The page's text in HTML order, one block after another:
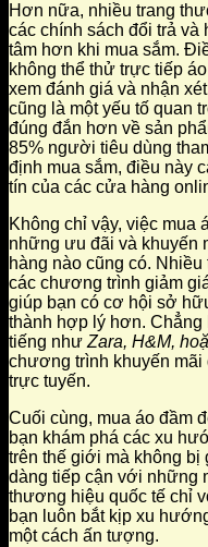
Hơn nữa, nhiều trang
các chính sách đổi trả và
tâm hơn khi mua sắm.
không thể thử trực tiếp
xem đánh giá và nhận
cũng là một yếu tố quan
đúng đắn hơn về sản
85% người tiêu dùng
định mua sắm, điều này
tín của các cửa hàng
Không chỉ vậy, việc mua
những ưu đãi và khuyến
hàng nào cũng có.
các chương trình giảm
giúp bạn có cơ hội sở
thành hợp lý hơn.
tiếng nhưZara, H&M,
chương trình khuyến mãi
trực tuyến.
Cuối cùng, mua áo đầm
bạn khám phá các xu
trên thế giới mà không
dàng tiếp cận với những
thương hiệu quốc tế chỉ
bạn luôn bắt kịp xu
một cách ấn tượng.